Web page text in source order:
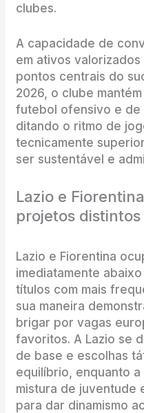
clubes.
A capacidade de
em ativos
pontos centrais do
2026, o clube
futebol ofensivo e de
ditando o ritmo de
tecnicamente
ser sustentável e
Lazio e
projetos distintos
Lazio e Fiorentina
imediatamente
títulos com mais
sua maneira
brigar por vagas
favoritos. A Lazio se
de base e escolhas
equilíbrio, enquanto
mistura de juventude
para dar dinamismo